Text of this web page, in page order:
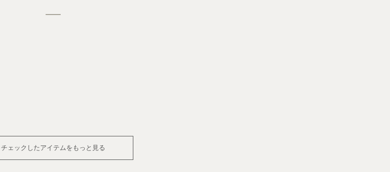
チェックしたアイテムをもっと見る